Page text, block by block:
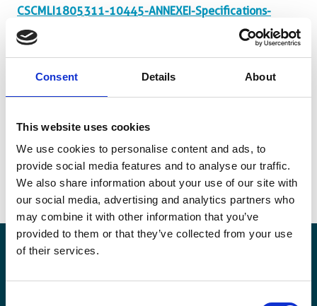
Consent Details About
This website uses cookies
We use cookies to personalise content and ads, to
provide social media features and to analyse our traffic.
We also share information about your use of our site with
our social media, advertising and analytics partners who
may combine it with other information that you’ve
provided to them or that they’ve collected from your use
of their services.
CSCMLI1805311-10445-ANNEXEI-Specifications-
techniques-Plans.pdf
CSCMLI1805311-10445-ANNEXE-III-Metre-
recaptilatif.docx
CSCMLI1805311-10445-ANNEXE-II-Bordereau-et-
MLI1805311-10445-Formulaires.docx